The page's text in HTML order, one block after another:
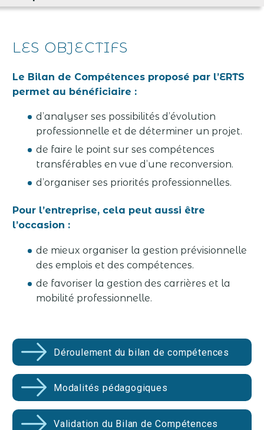
LES OBJECTIFS
Le Bilan de Compétences proposé par l’ERTS
permet au bénéficiaire :
d’analyser ses possibilités d’évolution
professionnelle et de déterminer un projet.
de faire le point sur ses compétences
transférables en vue d’une reconversion.
d’organiser ses priorités professionnelles.
Pour l’entreprise, cela peut aussi être
l’occasion :
de mieux organiser la gestion prévisionnelle
des emplois et des compétences.
de favoriser la gestion des carrières et la
mobilité professionnelle.
Déroulement du bilan de compétences
Modalités pédagogiques
Validation du Bilan de Compétences